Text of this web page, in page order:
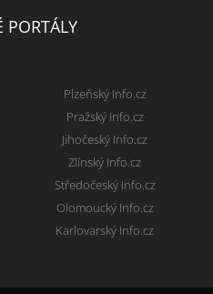
PORTÁLY
Plzeňský Info.cz
Pražský Info.cz
Jihočeský Info.cz
Zlínský Info.cz
Středočeský Info.cz
Olomoucký Info.cz
Karlovarský Info.cz